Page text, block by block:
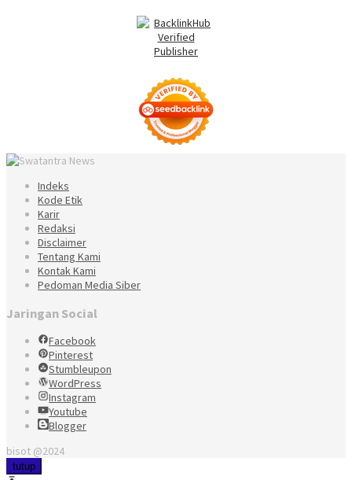
Indeks
Kode Etik
Karir
Redaksi
Disclaimer
Tentang Kami
Kontak Kami
Pedoman Media Siber
Jaringan Social
Facebook
Pinterest
Stumbleupon
WordPress
Instagram
Youtube
Blogger
bisot @2024
tutup